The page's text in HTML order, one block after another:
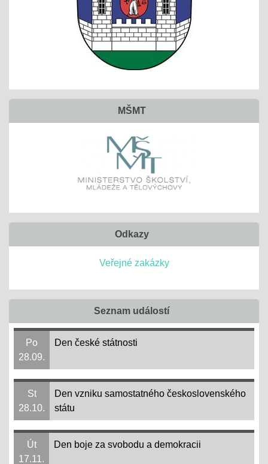
MŠMT
Odkazy
Veřejné zakázky
Seznam událostí
Po
28.09.
Den české státnosti
St
28.10.
Den vzniku samostatného československého
státu
Út
17.11.
Den boje za svobodu a demokracii